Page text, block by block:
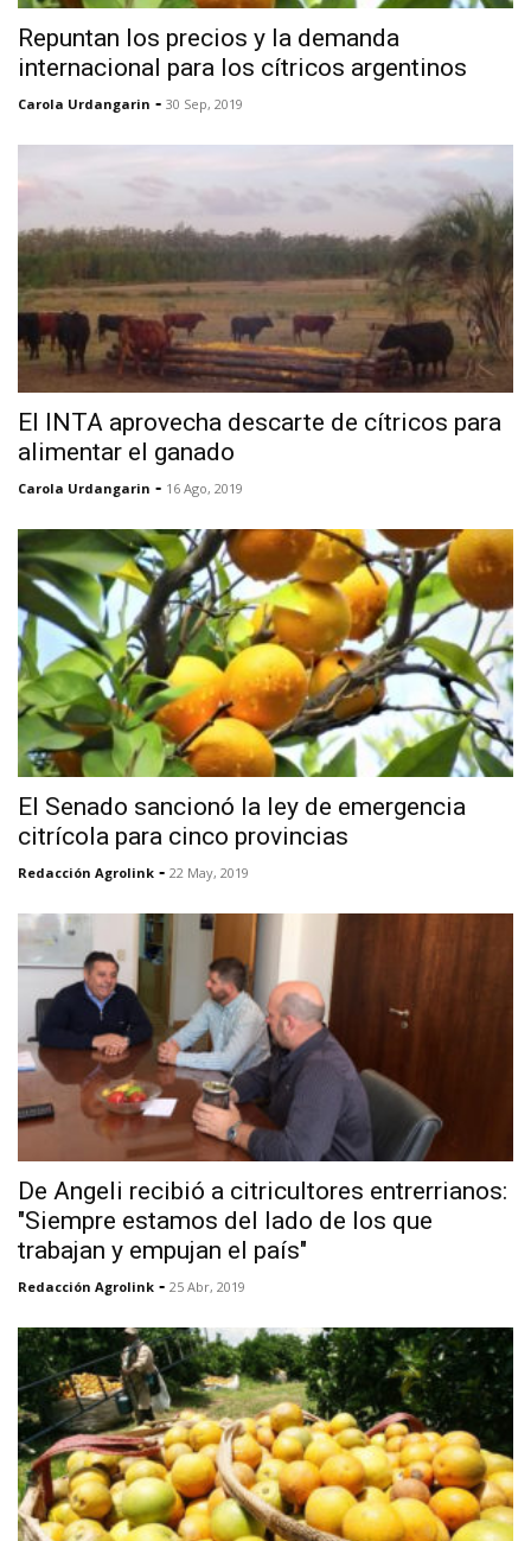
Repuntan los precios y la demanda
internacional para los cítricos argentinos
Carola Urdangarin - 30 Sep, 2019
El INTA aprovecha descarte de cítricos para
alimentar el ganado
Carola Urdangarin - 16 Ago, 2019
El Senado sancionó la ley de emergencia
citrícola para cinco provincias
Redacción Agrolink - 22 May, 2019
De Angeli recibió a citricultores entrerrianos:
"Siempre estamos del lado de los que
trabajan y empujan el país"
Redacción Agrolink - 25 Abr, 2019